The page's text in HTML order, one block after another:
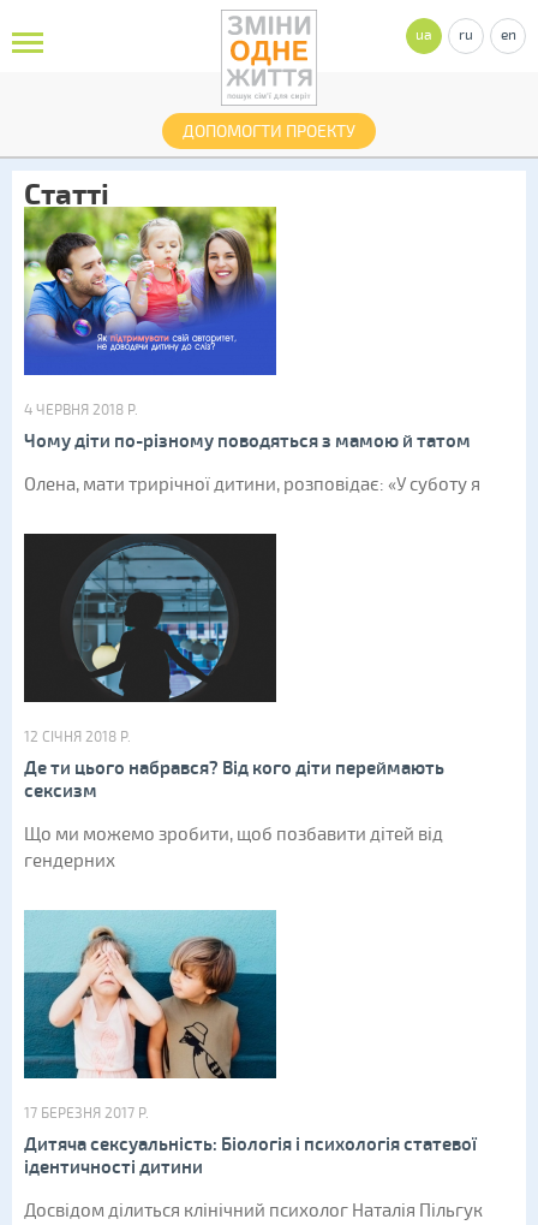
ДОПОМОГТИ ПРОЕКТУ
ua ru en
Статті
4 ЧЕРВНЯ 2018 Р.
Чому діти по-різному поводяться з мамою й татом
Олена, мати трирічної дитини, розповідає: «У суботу я
12 СІЧНЯ 2018 Р.
Де ти цього набрався? Від кого діти переймають
сексизм
Що ми можемо зробити, щоб позбавити дітей від
гендерних
17 БЕРЕЗНЯ 2017 Р.
Дитяча сексуальність: Біологія і психологія статевої
ідентичності дитини
Досвідом ділиться клінічний психолог Наталія Пільгук